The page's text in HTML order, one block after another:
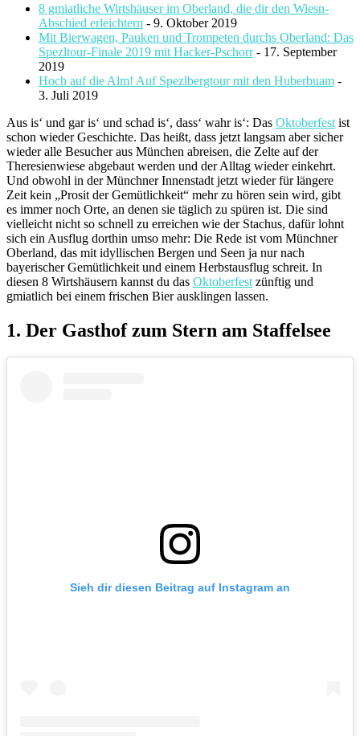
8 gmiatliche Wirtshäuser im Oberland, die dir den Wiesn-
Abschied erleichtern - 9. Oktober 2019
Mit Bierwagen, Pauken und Trompeten durchs Oberland: Das
Spezltour-Finale 2019 mit Hacker-Pschorr- 17. September
2019
Hoch auf die Alm! Auf Spezlbergtour mit den Huberbuam -
3. Juli 2019
Aus is‘ und gar is‘ und schad is‘, dass‘ wahr is‘: Das Oktoberfest ist
schon wieder Geschichte. Das heißt, dass jetzt langsam aber sicher
wieder alle Besucher aus München abreisen, die Zelte auf der
Theresienwiese abgebaut werden und der Alltag wieder einkehrt.
Und obwohl in der Münchner Innenstadt jetzt wieder für längere
Zeit kein „Prosit der Gemütlichkeit“ mehr zu hören sein wird, gibt
es immer noch Orte, an denen sie täglich zu spüren ist. Die sind
vielleicht nicht so schnell zu erreichen wie der Stachus, dafür lohnt
sich ein Ausflug dorthin umso mehr: Die Rede ist vom Münchner
Oberland, das mit idyllischen Bergen und Seen ja nur nach
bayerischer Gemütlichkeit und einem Herbstausflug schreit. In
diesen 8 Wirtshäusern kannst du das Oktoberfest zünftig und
gmiatlich bei einem frischen Bier ausklingen lassen.
1. Der Gasthof zum Stern am Staffelsee
Sieh dir diesen Beitrag auf Instagram an